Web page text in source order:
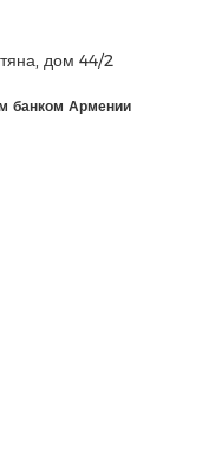
дом 44/2
банком Армении